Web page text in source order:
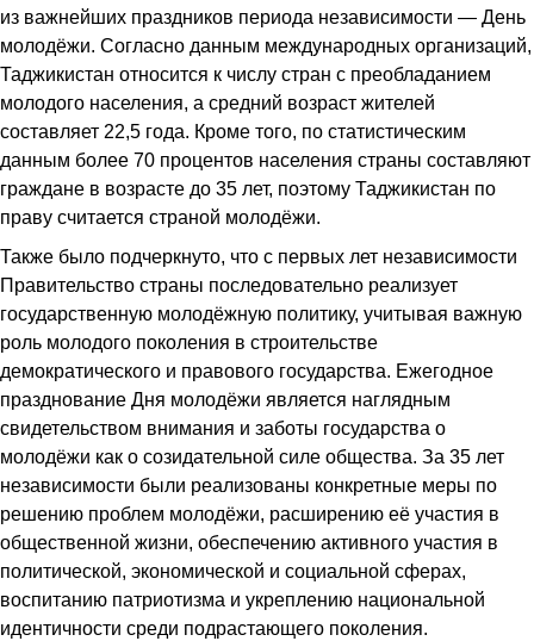
из важнейших праздников периода независимости — День
молодёжи. Согласно данным международных организаций,
Таджикистан относится к числу стран с преобладанием
молодого населения, а средний возраст жителей
составляет 22,5 года. Кроме того, по статистическим
данным более 70 процентов населения страны составляют
граждане в возрасте до 35 лет, поэтому Таджикистан по
праву считается страной молодёжи.
Также было подчеркнуто, что с первых лет независимости
Правительство страны последовательно реализует
государственную молодёжную политику, учитывая важную
роль молодого поколения в строительстве
демократического и правового государства. Ежегодное
празднование Дня молодёжи является наглядным
свидетельством внимания и заботы государства о
молодёжи как о созидательной силе общества. За 35 лет
независимости были реализованы конкретные меры по
решению проблем молодёжи, расширению её участия в
общественной жизни, обеспечению активного участия в
политической, экономической и социальной сферах,
воспитанию патриотизма и укреплению национальной
идентичности среди подрастающего поколения.